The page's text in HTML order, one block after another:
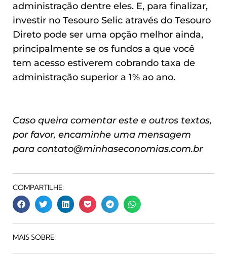
administração dentre eles. E, para finalizar,
investir no Tesouro Selic através do Tesouro
Direto pode ser uma opção melhor ainda,
principalmente se os fundos a que você
tem acesso estiverem cobrando taxa de
administração superior a 1% ao ano.
Caso queira comentar este e outros textos,
por favor, encaminhe uma mensagem
para contato@minhaseconomias.com.br
COMPARTILHE:
MAIS SOBRE: